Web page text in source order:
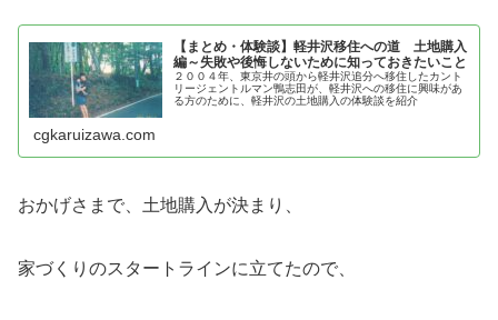
【まとめ・体験談】軽井沢移住への道 土地購入
編～失敗や後悔しないために知っておきたいこと
２００４年、東京井の頭から軽井沢追分へ移住したカント
リージェントルマン鴨志田が、軽井沢への移住に興味があ
る方のために、軽井沢の土地購入の体験談を紹介
cgkaruizawa.com
おかげさまで、土地購入が決まり、
家づくりのスタートラインに立てたので、